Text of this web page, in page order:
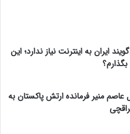
ایران به اینترنت نیاز ندارد؛ این
عاصم منیر فرمانده ارتش پاکستان به